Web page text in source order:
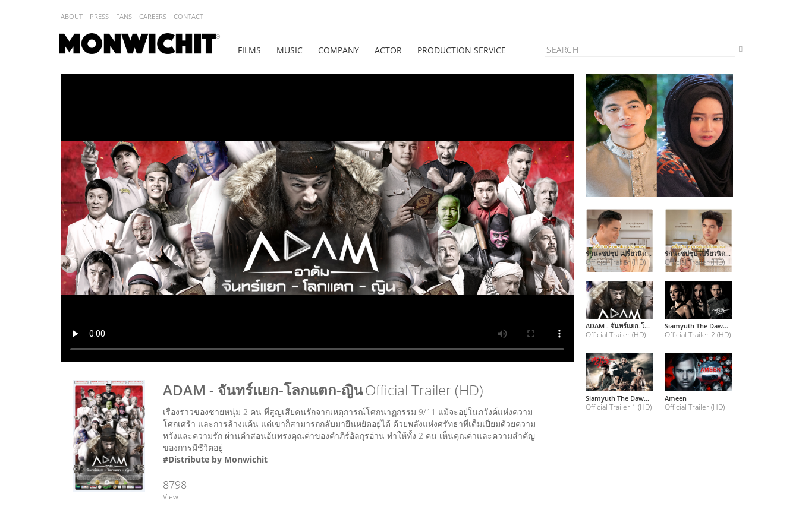
ABOUT PRESS FANS CAREERS CONTACT
FILMS MUSIC COMPANY ACTOR PRODUCTION SERVICE
ADAM - จันทร์แยก-โลกแตก-ญินOfficial Trailer (HD)
เรื่องราวของชายหนุ่ม 2 คน ที่สูญเสียคนรักจากเหตุการณ์โศกนาฏกรรม 9/11 แม้จะอยู่ในภวังค์แห่งความ
โศกเศร้า และการล้างแค้น แต่เขาก็สามารถกลับมายืนหยัดอยู่ได้ ด้วยพลังแห่งศรัทธาที่เต็มเปี่ยมด้วยความ
หวังและความรัก ผ่านคำสอนอันทรงคุณค่าของคำภีร์อัลกุรอ่าน ทำให้ทั้ง 2 คน เห็นคุณค่าและความสำคัญ
ของการมีชีวิตอยู่
#Distribute by Monwichit
8798
View
รักนะซุปซุป เปรี้ยวนิด หวานหน่อย อร่อยนะเธอ
Official Trailer (HD)
รักนะซุปซุป เปรี้ยวนิด หวานหน่อย อร่อยนะเธอ
Official Trailer (HD)
ADAM - จันทร์แยก-โลกแตก-ญิน
Official Trailer (HD)
Siamyuth The Dawn Of The Kingdom
Official Trailer 2 (HD)
Siamyuth The Dawn Of The Kingdom
Official Trailer 1 (HD)
Ameen
Official Trailer (HD)